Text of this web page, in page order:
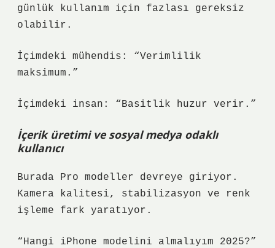
günlük kullanım için fazlası gereksiz
olabilir.
İçimdeki mühendis: “Verimlilik
maksimum.”
İçimdeki insan: “Basitlik huzur verir.”
İçerik üretimi ve sosyal medya odaklı
kullanıcı
Burada Pro modeller devreye giriyor.
Kamera kalitesi, stabilizasyon ve renk
işleme fark yaratıyor.
“Hangi iPhone modelini almalıyım 2025?”